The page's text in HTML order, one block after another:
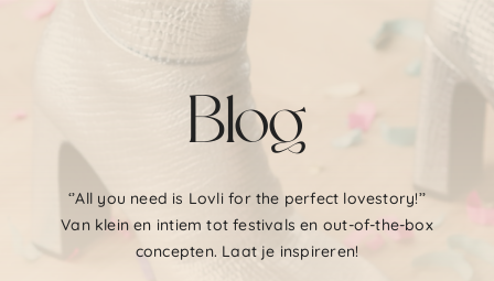
Weddings
Events
Blog
Contact
Blog
‘’All you need is Lovli for the perfect lovestory!’’
Van klein en intiem tot festivals en out-of-the-box
concepten. Laat je inspireren!